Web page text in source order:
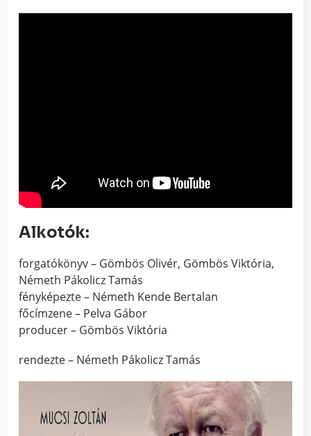
Alkotók:
forgatókönyv – Gömbös Olivér, Gömbös Viktória,
Németh Pákolicz Tamás
fényképezte – Németh Kende Bertalan
főcímzene – Pelva Gábor
producer – Gömbös Viktória
rendezte – Németh Pákolicz Tamás